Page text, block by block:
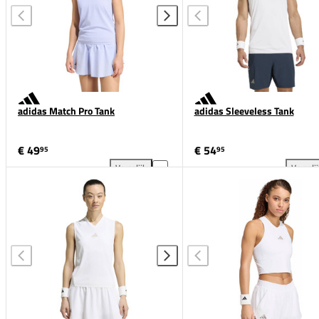
adidas Match Pro Tank
€ 4995
Vergelijk
adidas Match Pro Tank toevoegen aan vergelijking
adidas Sleeveless Tank
€ 5495